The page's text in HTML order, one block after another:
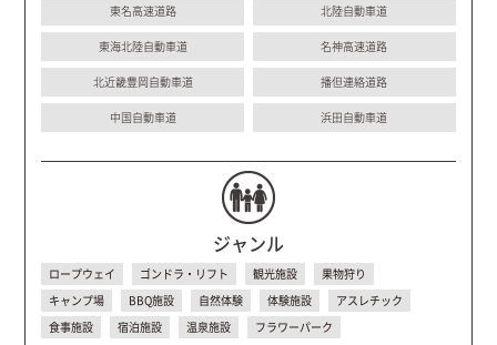
東名高速道路 北陸自動車道
東海北陸自動車道 名神高速道路
北近畿豊岡自動車道 播但連絡道路
中国自動車道 浜田自動車道
ジャンル
ロープウェイ ゴンドラ・リフト 観光施設
果物狩り
キャンプ場
BBQ施設 自然体験 体験施設
アスレチック
食事施設
宿泊施設 温泉施設 フラワーパーク